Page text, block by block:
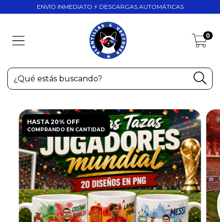
ENVÍO INMEDIATO ⚡ DESCARGAS AUTOMÁTICAS
0
HASTA 20% OFF
COMPRANDO EN CANTIDAD